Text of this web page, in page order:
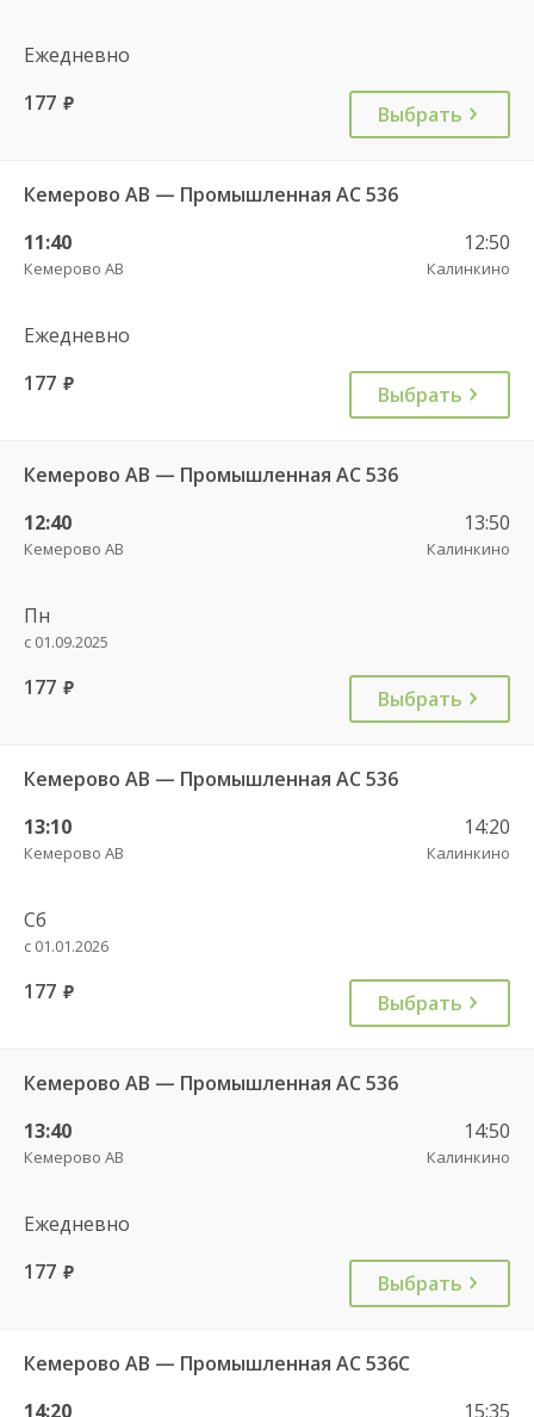
Ежедневно
177 руб. Выбрать
Кемерово АВ — Промышленная АС 536
11:40
Кемерово АВ
12:50
Калинкино
Ежедневно
177 руб. Выбрать
Кемерово АВ — Промышленная АС 536
12:40
Кемерово АВ
13:50
Калинкино
Пн
с 01.09.2025
177 руб. Выбрать
Кемерово АВ — Промышленная АС 536
13:10
Кемерово АВ
14:20
Калинкино
Сб
с 01.01.2026
177 руб. Выбрать
Кемерово АВ — Промышленная АС 536
13:40
Кемерово АВ
14:50
Калинкино
Ежедневно
177 руб. Выбрать
Кемерово АВ — Промышленная АС 536С
14:20
15:35